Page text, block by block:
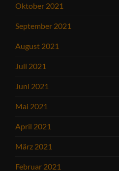
Oktober 2021
September 2021
August 2021
Juli 2021
Juni 2021
Mai 2021
April 2021
März 2021
Februar 2021